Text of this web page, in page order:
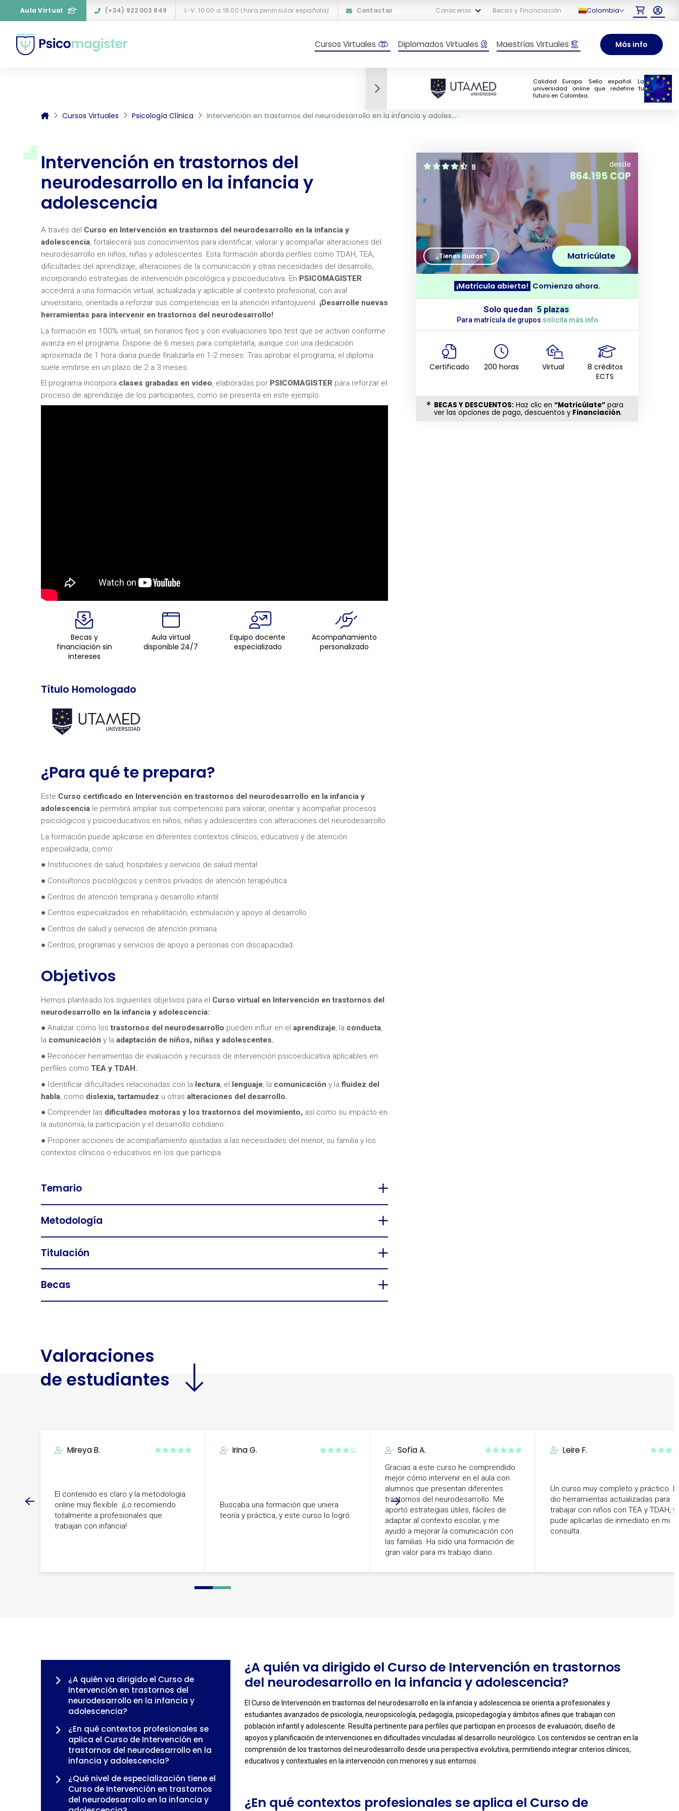
Aula Virtual (+34) 922 003 849 L-V: 10:00 a 18:00 (hora peninsular española) Contactar Conócenos Becas y Financiación Colombia
Cursos Virtuales Diplomados Virtuales Maestrías Virtuales Más info
Calidad Europa. Sello español. La
universidad online que redefine tu
futuro en Colombia.
Cursos Virtuales Psicología Clínica Intervención en trastornos del neurodesarrollo en la infancia y adolescencia
Intervención en trastornos del
neurodesarrollo en la infancia y
adolescencia
A través del Curso en Intervención en trastornos del neurodesarrollo en la infancia y
adolescencia, fortalecerá sus conocimientos para identificar, valorar y acompañar alteraciones del
neurodesarrollo en niños, niñas y adolescentes. Esta formación aborda perfiles como TDAH, TEA,
dificultades del aprendizaje, alteraciones de la comunicación y otras necesidades del desarrollo,
incorporando estrategias de intervención psicológica y psicoeducativa. En PSICOMAGISTER
accederá a una formación virtual, actualizada y aplicable al contexto profesional, con aval
universitario, orientada a reforzar sus competencias en la atención infantojuvenil. ¡Desarrolle nuevas
herramientas para intervenir en trastornos del neurodesarrollo!
La formación es 100% virtual, sin horarios fijos y con evaluaciones tipo test que se activan conforme
avanza en el programa. Dispone de 6 meses para completarla, aunque con una dedicación
aproximada de 1 hora diaria puede finalizarla en 1-2 meses. Tras aprobar el programa, el diploma
suele emitirse en un plazo de 2 a 3 meses.
El programa incorpora clases grabadas en video, elaboradas por PSICOMAGISTERpara reforzar el
proceso de aprendizaje de los participantes, como se presenta en este ejemplo:
Becas y
financiación sin
intereses
Aula virtual
disponible 24/7
Equipo docente
especializado
Acompañamiento
personalizado
Título Homologado
¿Para qué te prepara?
Este Curso certificado en Intervención en trastornos del neurodesarrollo en la infancia y
adolescenciale permitirá ampliar sus competencias para valorar, orientar y acompañar procesos
psicológicos y psicoeducativos en niños, niñas y adolescentes con alteraciones del neurodesarrollo.
La formación puede aplicarse en diferentes contextos clínicos, educativos y de atención
especializada, como:
● Instituciones de salud, hospitales y servicios de salud mental
● Consultorios psicológicos y centros privados de atención terapéutica
● Centros de atención temprana y desarrollo infantil
● Centros especializados en rehabilitación, estimulación y apoyo al desarrollo
● Centros de salud y servicios de atención primaria
● Centros, programas y servicios de apoyo a personas con discapacidad.
Objetivos
Hemos planteado los siguientes objetivos para el Curso virtual en Intervención en trastornos del
neurodesarrollo en la infancia y adolescencia:
● Analizar cómo lostrastornos del neurodesarrollo pueden influir en el aprendizaje, la conducta,
la comunicación y la adaptación de niños, niñas y adolescentes.
● Reconocer herramientas de evaluación y recursos de intervención psicoeducativa aplicables en
perfiles como TEA y TDAH.
● Identificar dificultades relacionadas con la lectura, el lenguaje, la comunicación y lafluidez del
habla, como dislexia, tartamudez u otras alteraciones del desarrollo.
● Comprender las dificultades motoras y los trastornos del movimiento,así como su impacto en
la autonomía, la participación y el desarrollo cotidiano.
● Proponer acciones de acompañamiento ajustadas a las necesidades del menor, su familia y los
contextos clínicos o educativos en los que participa.
Temario
Metodología
Titulación
Becas
Valoraciones
de estudiantes
Mireya B.
El contenido es claro y la metodología
online muy flexible. ¡Lo recomiendo
totalmente a profesionales que
trabajan con infancia!
Irina G.
Buscaba una formación que uniera
teoría y práctica, y este curso lo logró.
Sofía A.
Gracias a este curso he comprendido
mejor cómo intervenir en el aula con
alumnos que presentan diferentes
trastornos del neurodesarrollo. Me
aportó estrategias útiles, fáciles de
adaptar al contexto escolar, y me
ayudó a mejorar la comunicación con
las familias. Ha sido una formación de
gran valor para mi trabajo diario.
Leire F.
Un curso muy completo y práctico.
dio herramientas actualizadas para
trabajar con niños con TEA y TDAH, y
pude aplicarlas de inmediato en mi
consulta.
0 1 2 3
8 desde
864.195 COP
¿Tienes dudas? Matricúlate
¡Matrícula abierta! Comienza ahora.
Solo quedan 5 plazas
Para matrícula de grupos solicita más info
Certificado 200 horas Virtual
8 créditos
ECTS
BECAS Y DESCUENTOS:Haz clic en “Matricúlate”para
ver las opciones de pago, descuentos y Financiación.
¿A quién va dirigido el Curso de
Intervención en trastornos del
neurodesarrollo en la infancia y
adolescencia?
¿En qué contextos profesionales se
aplica el Curso de Intervención en
trastornos del neurodesarrollo en la
infancia y adolescencia?
¿Qué nivel de especialización tiene el
Curso de Intervención en trastornos
del neurodesarrollo en la infancia y
¿A quién va dirigido el Curso de Intervención en trastornos
del neurodesarrollo en la infancia y adolescencia?
El Curso de Intervención en trastornos del neurodesarrollo en la infancia y adolescencia se orienta a profesionales y
estudiantes avanzados de psicología, neuropsicología, pedagogía, psicopedagogía y ámbitos afines que trabajan con
población infantil y adolescente. Resulta pertinente para perfiles que participan en procesos de evaluación, diseño de
apoyos y planificación de intervenciones en dificultades vinculadas al desarrollo neurológico. Los contenidos se centran en la
comprensión de los trastornos del neurodesarrollo desde una perspectiva evolutiva, permitiendo integrar criterios clínicos,
educativos y contextuales en la intervención con menores y sus entornos.
-
¿En qué contextos profesionales se aplica el Curso de
¿Necesitas más información sobre un curso?